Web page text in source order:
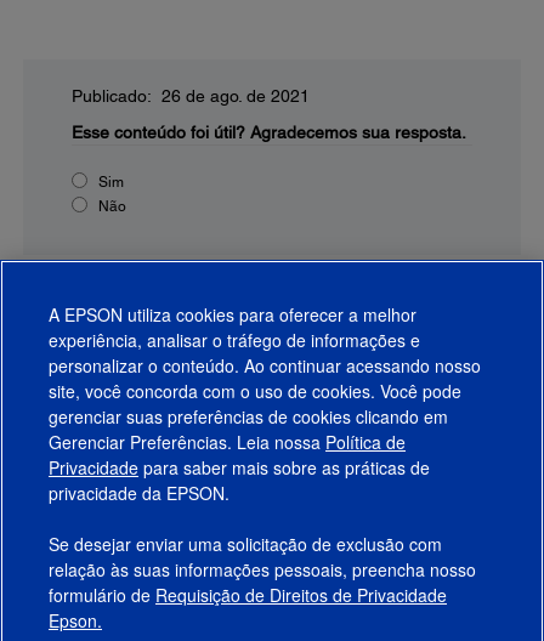
Publicado: 26 de ago. de 2021
Esse conteúdo foi útil? Agradecemos sua resposta.
Sim
Não
Produtos
Suporte
Links Sugeridos
Empresa
A EPSON utiliza cookies para oferecer a melhor
experiência, analisar o tráfego de informações e
personalizar o conteúdo. Ao continuar acessando nosso
site, você concorda com o uso de cookies. Você pode
gerenciar suas preferências de cookies clicando em
Gerenciar Preferências. Leia nossa Política de
Privacidade para saber mais sobre as práticas de
privacidade da EPSON.
Se desejar enviar uma solicitação de exclusão com
relação às suas informações pessoais, preencha nosso
formulário de Requisição de Direitos de Privacidade
Epson.